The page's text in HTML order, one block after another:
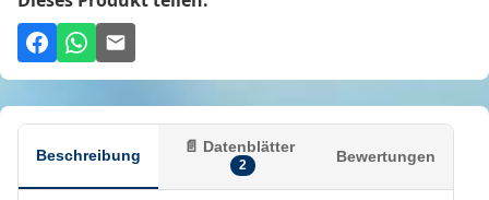
Beschreibung
📄 Datenblätter
2 Bewertungen